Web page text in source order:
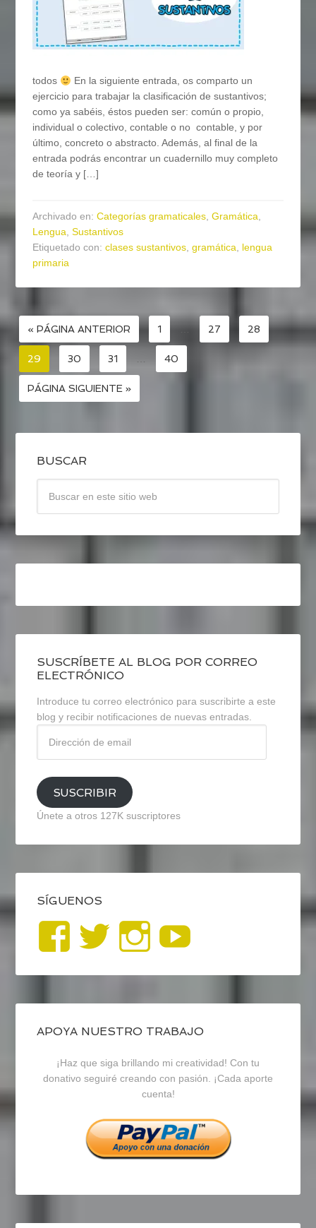
todos
En la siguiente entrada, os comparto un
ejercicio para trabajar la clasificación de sustantivos;
como ya sabéis, éstos pueden ser: común o propio,
individual o colectivo, contable o no contable, y por
último, concreto o abstracto. Además, al final de la
entrada podrás encontrar un cuadernillo muy completo
de teoría y […]
Archivado en:Categorías gramaticales,Gramática,
Lengua,Sustantivos
Etiquetado con:clases sustantivos,gramática, lengua
primaria
« PÁGINA ANTERIOR 1 … 27 28
29 30 31 … 40
PÁGINA SIGUIENTE »
BUSCAR
SUSCRÍBETE AL BLOG POR CORREO
ELECTRÓNICO
Introduce tu correo electrónico para suscribirte a este
blog y recibir notificaciones de nuevas entradas.
email
SUSCRIBIR
Únete a otros 127K suscriptores
SÍGUENOS
Ver
perfil
de
blogrecursosep
en
Facebook
Ver
perfil
de
recursosep
en
Twitter
Ver
perfil
de
recursosep
en
Instagram
APOYA NUESTRO TRABAJO
¡Haz que siga brillando mi creatividad! Con tu
donativo seguiré creando con pasión. ¡Cada aporte
cuenta!